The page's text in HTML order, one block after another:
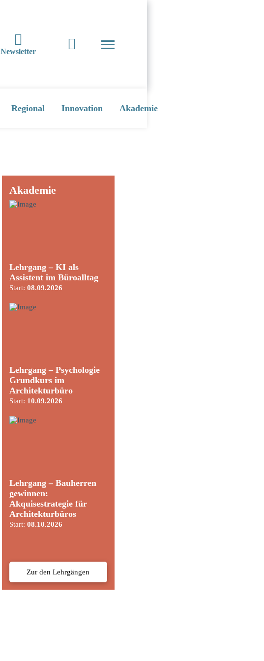
Newsletter
Regional Innovation Akademie
Akademie
Lehrgang – KI als
Assistent im Büroalltag
Start:08.09.2026
Lehrgang – Psychologie
Grundkurs im
Architekturbüro
Start: 10.09.2026
Lehrgang – Bauherren
gewinnen:
Akquisestrategie für
Architekturbüros
Start:08.10.2026
Zur den Lehrgängen